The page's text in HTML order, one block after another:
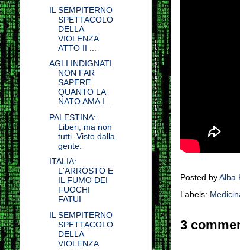
Posted byAlba
Labels:
3
IL SEMPITERNO
SPETTACOLO
DELLA
VIOLENZA
ATTO II ...
AGLI INDIGNATI
NON FAR
SAPERE
QUANTO LA
NATO AMA I...
PALESTINA:
Liberi, ma non
tutti. Visto dalla
gente.
ITALIA:
L'ARROSTO E
IL FUMO DEI
FUOCHI
FATUI
IL SEMPITERNO
SPETTACOLO
DELLA
VIOLENZA